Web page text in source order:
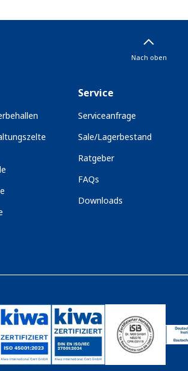
Nach oben
Service
Serviceanfrage
Sale/Lagerbestand
Ratgeber
FAQs
Downloads